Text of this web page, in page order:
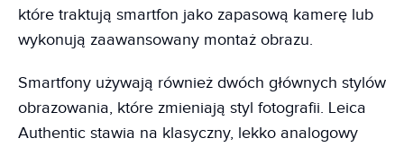
które traktują smartfon jako zapasową kamerę lub
wykonują zaawansowany montaż obrazu.
Smartfony używają również dwóch głównych stylów
obrazowania, które zmieniają styl fotografii. Leica
Authentic stawia na klasyczny, lekko analogowy